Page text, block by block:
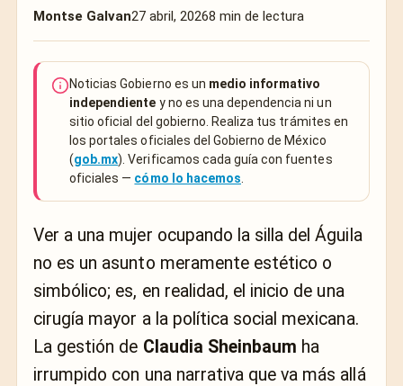
Montse Galvan27 abril, 20268 min de lectura
Noticias Gobierno es un medio informativo
independiente y no es una dependencia ni un
sitio oficial del gobierno. Realiza tus trámites en
los portales oficiales del Gobierno de México
(gob.mx). Verificamos cada guía con fuentes
oficiales — cómo lo hacemos
Ver a una mujer ocupando la silla del Águila
no es un asunto meramente estético o
simbólico; es, en realidad, el inicio de una
cirugía mayor a la política social mexicana.
La gestión de Claudia Sheinbaum ha
irrumpido con una narrativa que va más allá